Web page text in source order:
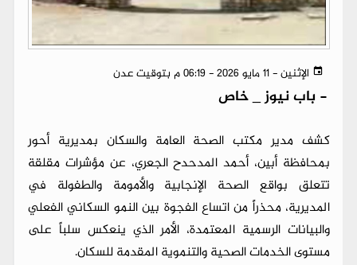
الإثنين - 11 مايو 2026 - 06:19 م بتوقيت عدن
- باب نيوز _ خاص
كشف مدير مكتب الصحة العامة والسكان بمديرية أحور
بمحافظة أبين، أحمد المدحدح الجعري، عن مؤشرات مقلقة
تتعلق بواقع الصحة الإنجابية والأمومة والطفولة في
المديرية، محذراً من اتساع الفجوة بين النمو السكاني الفعلي
والبيانات الرسمية المعتمدة، الأمر الذي ينعكس سلباً على
مستوى الخدمات الصحية والتنموية المقدمة للسكان.